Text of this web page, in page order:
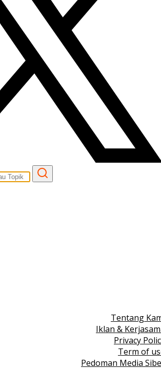
Tentang
Iklan &
Privacy
Term of
Pedoman Media